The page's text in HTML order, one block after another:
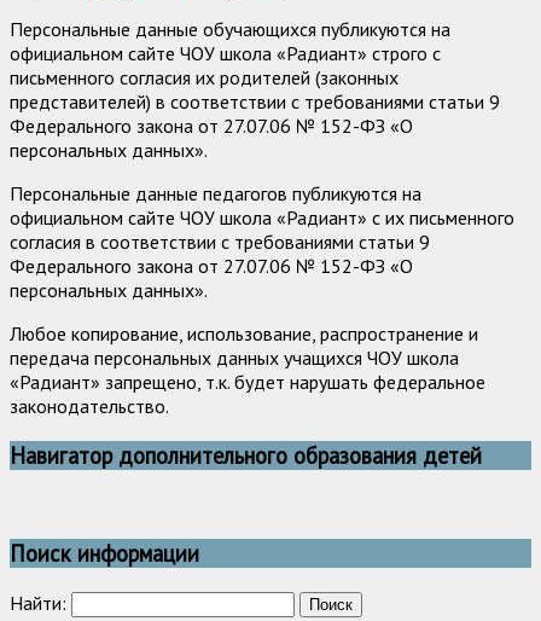
Персональные данные обучающихся публикуются на
официальном сайте ЧОУ школа «Радиант» строго с
письменного согласия их родителей (законных
представителей) в соответствии с требованиями статьи 9
Федерального закона от 27.07.06 № 152-ФЗ «О
персональных данных».
Персональные данные педагогов публикуются на
официальном сайте ЧОУ школа «Радиант» с их письменного
согласия в соответствии с требованиями статьи 9
Федерального закона от 27.07.06 № 152-ФЗ «О
персональных данных».
Любое копирование, использование, распространение и
передача персональных данных учащихся ЧОУ школа
«Радиант» запрещено, т.к. будет нарушать федеральное
законодательство.
Навигатор дополнительного образования детей
Поиск информации
Найти: